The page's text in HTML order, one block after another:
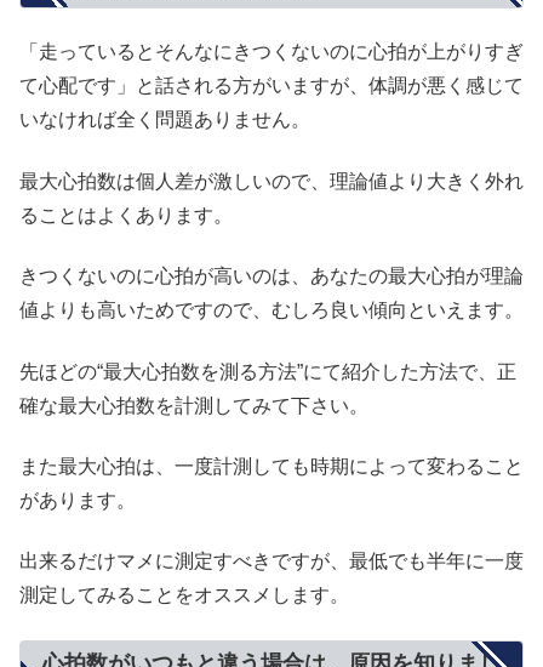
「走っているとそんなにきつくないのに心拍が上がりすぎ
て心配です」と話される方がいますが、体調が悪く感じて
いなければ全く問題ありません。
最大心拍数は個人差が激しいので、理論値より大きく外れ
ることはよくあります。
きつくないのに心拍が高いのは、あなたの最大心拍が理論
値よりも高いためですので、むしろ良い傾向といえます。
先ほどの“最大心拍数を測る方法”にて紹介した方法で、正
確な最大心拍数を計測してみて下さい。
また最大心拍は、一度計測しても時期によって変わること
があります。
出来るだけマメに測定すべきですが、最低でも半年に一度
測定してみることをオススメします。